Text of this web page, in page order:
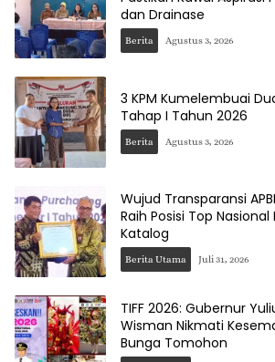
dan Drainase
Berita Agustus 3, 2026
3 KPM Kumelembuai
Tahap I Tahun 2026
Berita Agustus 3, 2026
Wujud Transparansi
Raih Posisi Top
Katalog
Berita Utama Juli 31, 2026
TIFF 2026: Gubernur
Wisman Nikmati
Bunga Tomohon